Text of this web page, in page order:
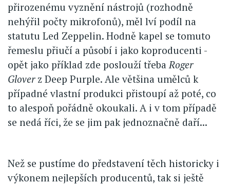
přirozenému vyznění nástrojů (rozhodně
nehýřil počty mikrofonů), měl lví podíl na
statutu Led Zeppelin. Hodně kapel se tomuto
řemeslu přiučí a působí i jako koproducenti -
opět jako příklad zde poslouží třebaRoger
Gloverz Deep Purple. Ale většina umělců k
případné vlastní produkci přistoupí až poté, co
to alespoň pořádně okoukali. A i v tom případě
se nedá říci, že se jim pak jednoznačně daří...
Než se pustíme do představení těch historicky i
výkonem nejlepších producentů, tak si ještě